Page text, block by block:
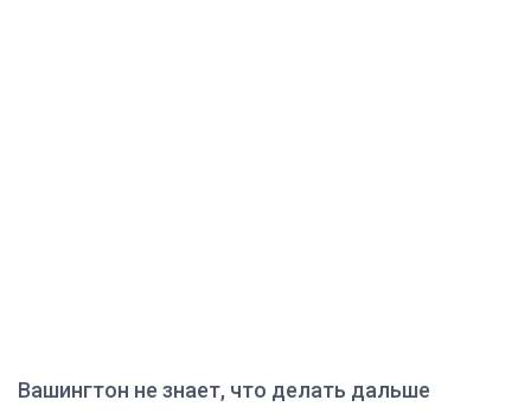
Вашингтон не знает, что делать дальше